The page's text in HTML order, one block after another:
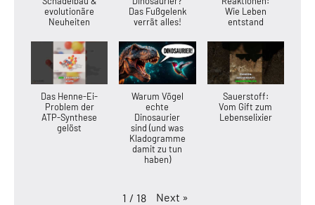
evolutionäre
Neuheiten
Das Fußgelenk
verrät alles!
Wie Leben
entstand
Das Henne-Ei-
Problem der
ATP-Synthese
gelöst
Warum Vögel
echte
Dinosaurier
sind (und was
Kladogramme
damit zu tun
haben)
Sauerstoff:
Vom Gift zum
Lebenselixier
1 / 18 Next »